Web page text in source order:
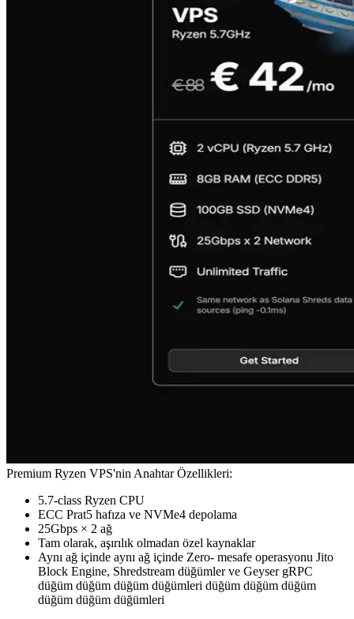
Premium Ryzen VPS'nin Anahtar Özellikleri:
5.7-class Ryzen CPU
ECC Prat5 hafıza ve NVMe4 depolama
25Gbps × 2 ağ
Tam olarak, aşırılık olmadan özel kaynaklar
Aynı ağ içinde aynı ağ içinde Zero- mesafe operasyonu Jito
Block Engine, Shredstream düğümler ve Geyser gRPC
düğüm düğüm düğüm düğümleri düğüm düğüm düğüm
düğüm düğüm düğümleri